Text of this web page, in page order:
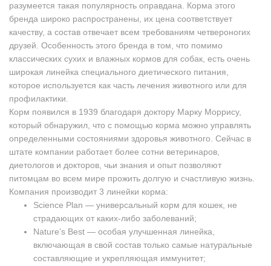
разумеется такая популярность оправдана. Корма этого
бренда широко распространены, их цена соответствует
качеству, а состав отвечает всем требованиям четвероногих
друзей. Особенность этого бренда в том, что помимо
классических сухих и влажных кормов для собак, есть очень
широкая линейка специального диетического питания,
которое используется как часть лечения животного или для
профилактики.
Корм появился в 1939 благодаря доктору Марку Моррису,
который обнаружил, что с помощью корма можно управлять
определенными состояниями здоровья животного. Сейчас в
штате компании работает более сотни ветеринаров,
диетологов и докторов, чьи знания и опыт позволяют
питомцам во всем мире прожить долгую и счастливую жизнь.
Компания производит 3 линейки корма:
Science Plan — универсальный корм для кошек, не
страдающих от каких-либо заболеваний;
Nature’s Best — особая улучшенная линейка,
включающая в свой состав только самые натуральные
составляющие и укрепляющая иммунитет;